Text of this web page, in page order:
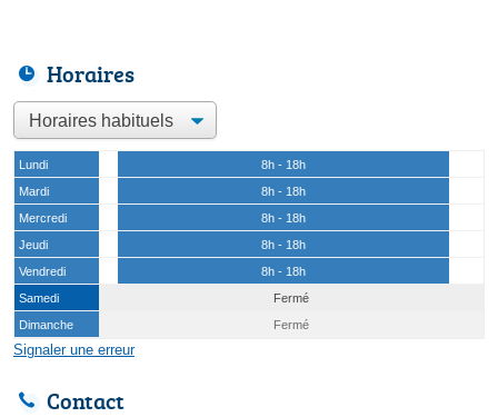
Horaires
Lundi
8h - 18h
Mardi
8h - 18h
Mercredi
8h - 18h
Jeudi
8h - 18h
Vendredi
8h - 18h
Samedi
Fermé
Dimanche
Fermé
Signaler une erreur
Contact